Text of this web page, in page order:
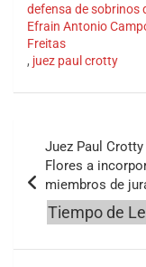
defensa de sobrinos
Efrain Antonio
Freitas
, juez paul crotty
entradas
Juez Paul
Flores a
miembros de